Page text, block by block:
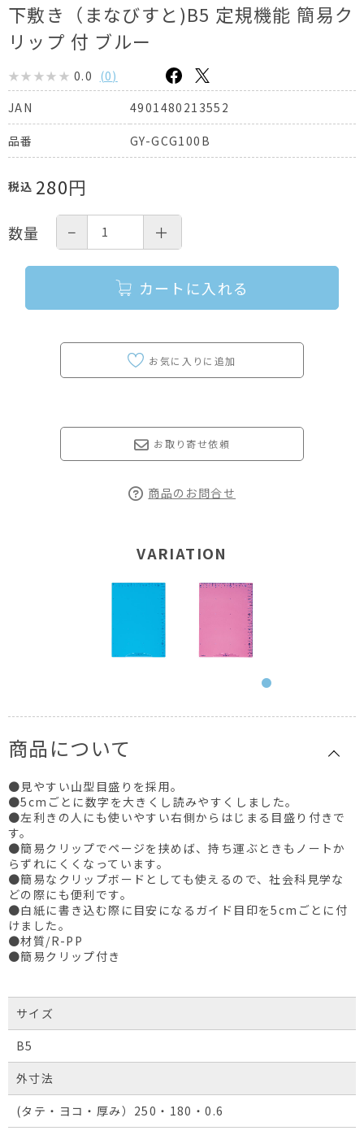
下敷き（まなびすと)B5 定規機能 簡易ク
リップ 付 ブルー
0.0 (0)
JAN
4901480213552
品番 GY-GCG100B
税込 280円
数量 − ＋
カートに入れる
お取り寄せ依頼
商品のお問合せ
VARIATION
商品について
●見やすい山型目盛りを採用。
●5cmごとに数字を大きくし読みやすくしました。
●左利きの人にも使いやすい右側からはじまる目盛り付きで
す。
●簡易クリップでページを挟めば、持ち運ぶときもノートか
らずれにくくなっています。
●簡易なクリップボードとしても使えるので、社会科見学な
どの際にも便利です。
●白紙に書き込む際に目安になるガイド目印を5cmごとに付
けました。
●材質/R-PP
●簡易クリップ付き
サイズ
B5
外寸法
(タテ・ヨコ・厚み）250・180・0.6